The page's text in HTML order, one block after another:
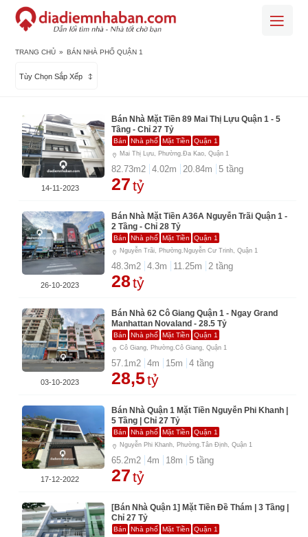
TRANG CHỦ » BÁN NHÀ PHỐ QUẬN 1
Tùy Chọn Sắp Xếp
Bán Nhà Mặt Tiền 89 Mai Thị Lựu Quận 1 - 5
Tầng - Chỉ 27 Tỷ
Bán Nhà phố Mặt Tiền Quận 1
Mai Thị Lựu, Phường.Đa Kao, Quận 1
82.73m2 4.02m 20.84m 5 tầng
27tỷ
14-11-2023
Bán Nhà Mặt Tiền A36A Nguyễn Trãi Quận 1 -
2 Tầng - Chỉ 28 Tỷ
Bán Nhà phố Mặt Tiền Quận 1
Nguyễn Trãi, Phường.Nguyễn Cư Trinh, Quận 1
48.3m2 4.3m 11.25m 2 tầng
28tỷ
26-10-2023
Bán Nhà 62 Cô Giang Quận 1 - Ngay Grand
Manhattan Novaland - 28.5 Tỷ
Bán Nhà phố Mặt Tiền Quận 1
Cô Giang, Phường.Cô Giang, Quận 1
57.1m2 4m 15m 4 tầng
28,5tỷ
03-10-2023
Bán Nhà Quận 1 Mặt Tiền Nguyễn Phi Khanh |
5 Tầng | Chỉ 27 Tỷ
Bán Nhà phố Mặt Tiền Quận 1
Nguyễn Phi Khanh, Phường.Tân Định, Quận 1
65.2m2 4m 18m 5 tầng
27tỷ
17-12-2022
[Bán Nhà Quận 1] Mặt Tiền Đề Thám | 3 Tầng |
Chỉ 27 Tỷ
Bán Nhà phố Mặt Tiền Quận 1